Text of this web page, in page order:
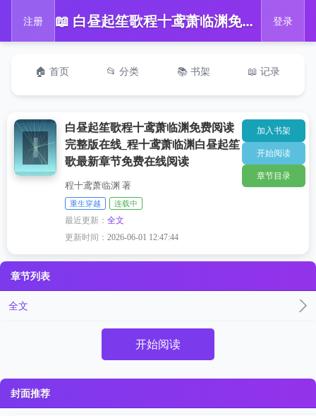
注册 📖 白昼起笙歌程十鸢萧临渊免费阅读完整版在线_程十鸢萧临渊白昼起笙歌最新章节免费在线阅读 登录
🏠 首页 📂 分类 📚 书架 📖 记录
白昼起笙歌程十鸢萧临渊免费阅读
完整版在线_程十鸢萧临渊白昼起笙
歌最新章节免费在线阅读
程十鸢萧临渊 著
重生穿越 连载中
最近更新：全文
更新时间：2026-06-01 12:47:44
加入书架
开始阅读
章节目录
章节列表
全文
开始阅读
封面推荐